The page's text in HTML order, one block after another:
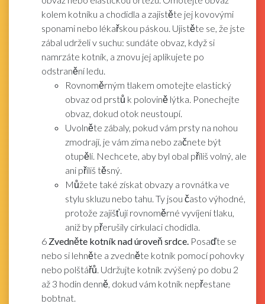
kolem kotníku a chodidla a zajistěte jej kovovými
sponami nebo lékařskou páskou. Ujistěte se, že jste
zábal udrželi v suchu: sundáte obvaz, když si
namrzáte kotník, a znovu jej aplikujete po
odstranění ledu.
Rovnoměrným tlakem omotejte elastický
obvaz od prstů k polovině lýtka. Ponechejte
obvaz, dokud otok neustoupí.
Uvolněte zábaly, pokud vám prsty na nohou
zmodrají, je vám zima nebo začnete být
otupělí. Nechcete, aby byl obal příliš volný, ale
ani příliš těsný.
Můžete také získat obvazy a rovnátka ve
stylu skluzu nebo tahu. Ty jsou často výhodné,
protože zajišťují rovnoměrné vyvíjení tlaku,
aniž by přerušily cirkulaci chodidla.
6 Zvedněte kotník nad úroveň srdce. Posaďte se
nebo si lehněte a zvedněte kotník pomocí pohovky
nebo polštářů. Udržujte kotník zvýšený po dobu 2
až 3 hodin denně, dokud vám kotník nepřestane
bobtnat.